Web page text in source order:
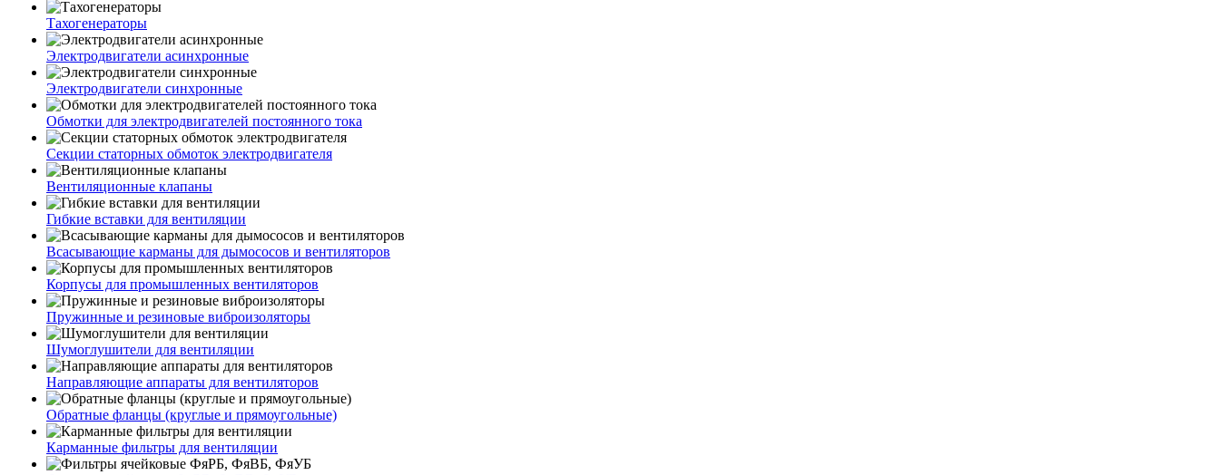
Тахогенераторы
Электродвигатели асинхронные
Электродвигатели синхронные
Обмотки для электродвигателей постоянного тока
Секции статорных обмоток электродвигателя
Вентиляционные клапаны
Гибкие вставки для вентиляции
Всасывающие карманы для дымососов и вентиляторов
Корпусы для промышленных вентиляторов
Пружинные и резиновые виброизоляторы
Шумоглушители для вентиляции
Направляющие аппараты для вентиляторов
Обратные фланцы (круглые и прямоугольные)
Карманные фильтры для вентиляции